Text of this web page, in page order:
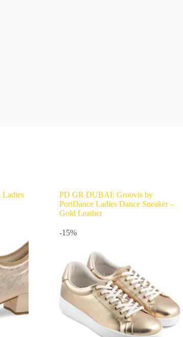
Ladies
PD GR DUBAI: Groovis by
PortDance Ladies Dance Sneaker –
Gold Leather
-15%